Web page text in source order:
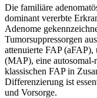
Die familiäre
dominant vererbte
Adenome
Tumorsuppressorgen
attenuierte FAP
(MAP), eine autosomal-
klassischen FAP in
Differenzierung ist
und Vorsorge.